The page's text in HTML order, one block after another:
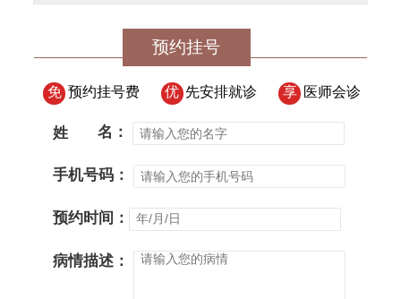
预约挂号
免 预约挂号费 优 先安排就诊 享 医师会诊
姓 名：
手机号码：
预约时间：
病情描述：